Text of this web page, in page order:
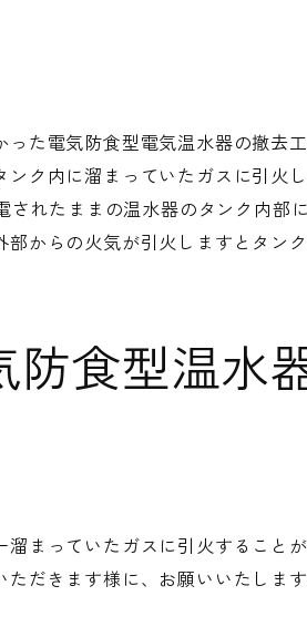
った電気防食型電気温水器の撤去
ンク内に溜まっていたガスに引火
されたままの温水器のタンク内
からの火気が引火しますとタン
防食型温水
溜まっていたガスに引火すること
だきます様に、お願いいたします